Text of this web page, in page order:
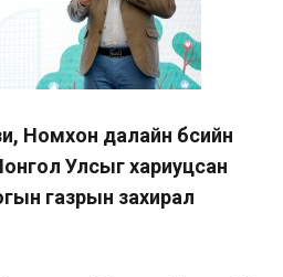
Номхон далайн бүсийн
Улсыг хариуцсан
газрын захирал